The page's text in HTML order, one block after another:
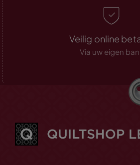
Veilig online
Via uw eigen